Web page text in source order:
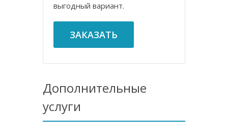
выгодный вариант.
ЗАКАЗАТЬ
Дополнительные
услуги